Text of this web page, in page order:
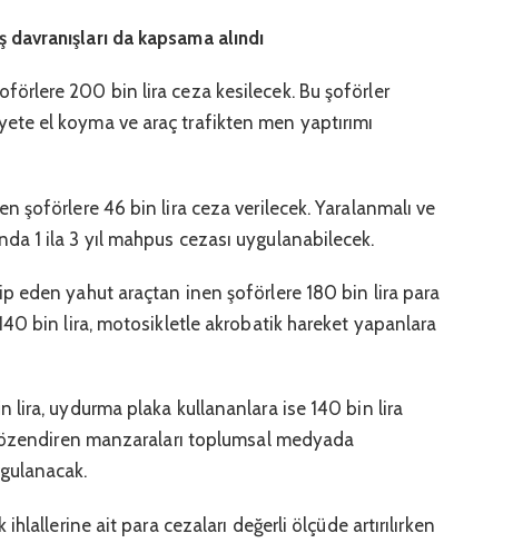
da kapsama alındı
200 bin lira ceza kesilecek. Bu şoförler
el koyma ve araç trafikten men yaptırımı
şoförlere 46 bin lira ceza verilecek. Yaralanmalı ve
1 ila 3 yıl mahpus cezası uygulanabilecek.
eden yahut araçtan inen şoförlere 180 bin lira para
bin lira, motosikletle akrobatik hareket yapanlara
lira, uydurma plaka kullananlara ise 140 bin lira
manzaraları toplumsal medyada
ait para cezaları değerli ölçüde artırılırken